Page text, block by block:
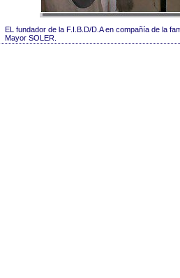
EL fundador de la F.I.B.D/D.A en compañía de la
Mayor SOLER.